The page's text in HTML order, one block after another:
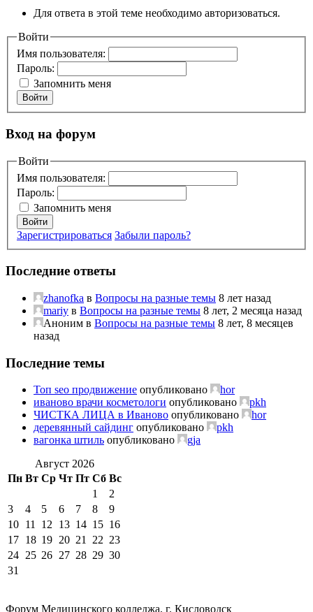
Для ответа в этой теме необходимо авторизоваться.
Войти
Имя пользователя:
Пароль:
Запомнить меня
Войти
Вход на форум
Войти
Имя пользователя:
Пароль:
Запомнить меня
Войти
Зарегистрироваться Забыли пароль?
Последние ответы
zhanofka в Вопросы на разные темы 8 лет назад
mariy в Вопросы на разные темы 8 лет, 2 месяца назад
Аноним в Вопросы на разные темы 8 лет, 8 месяцев
назад
Последние темы
Топ seo продвижение опубликовано
hor
иваново врачи косметологи опубликовано
pkh
ЧИСТКА ЛИЦА в Иваново опубликовано
hor
деревянный сайдинг опубликовано
pkh
вагонка штиль опубликовано
gja
Август 2026
Пн Вт Ср Чт Пт Сб Вс
1
2
3
4 5 6 7 8
9
10 11 12 13 14 15 16
17 18 19 20 21 22 23
24 25 26 27 28 29 30
31
Форум Медицинского колледжа, г. Кисловодск